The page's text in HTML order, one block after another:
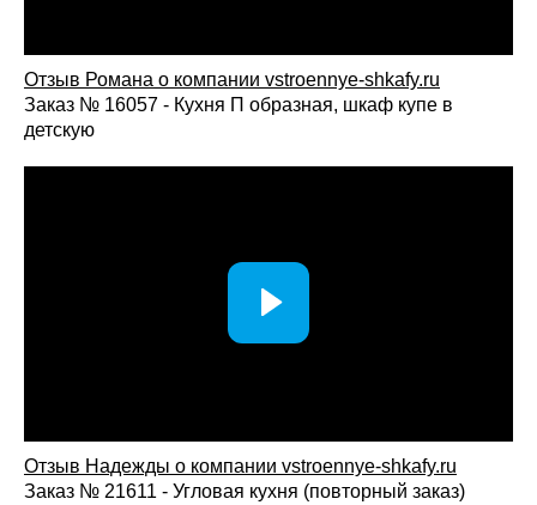
Отзыв Романа о компании vstroennye-shkafy.ru
Заказ № 16057 - Кухня П образная, шкаф купе в
детскую
Отзыв Надежды о компании vstroennye-shkafy.ru
Заказ № 21611 - Угловая кухня (повторный заказ)